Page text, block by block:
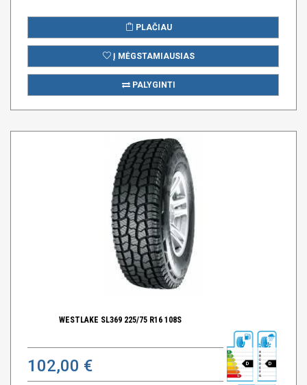
PLAČIAU
Į MĖGSTAMIAUSIAS
PALYGINTI
WESTLAKE SL369 225/75 R16 108S
102,00 € D D